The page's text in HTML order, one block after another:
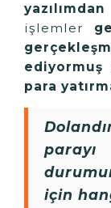
yazılımdan
işlemler
para
için